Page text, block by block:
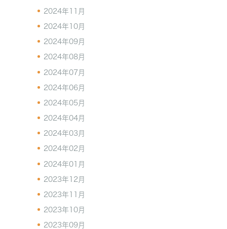
2024年11月
2024年10月
2024年09月
2024年08月
2024年07月
2024年06月
2024年05月
2024年04月
2024年03月
2024年02月
2024年01月
2023年12月
2023年11月
2023年10月
2023年09月